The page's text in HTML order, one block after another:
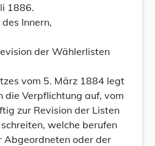
1886.
Innern,
der Wählerlisten
vom 5. März 1884 legt
die Verpflichtung auf, vom
zur Revision der Listen
welche berufen
Abgeordneten oder der